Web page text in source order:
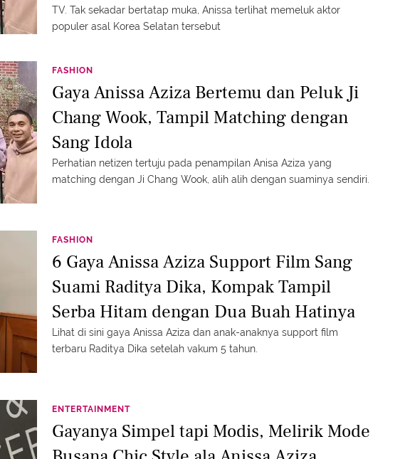
TV. Tak sekadar bertatap muka, Anissa terlihat memeluk aktor
populer asal Korea Selatan tersebut
FASHION
Gaya Anissa Aziza Bertemu dan Peluk Ji
Chang Wook, Tampil Matching dengan
Sang Idola
Perhatian netizen tertuju pada penampilan Anisa Aziza yang
matching dengan Ji Chang Wook, alih alih dengan suaminya sendiri.
FASHION
6 Gaya Anissa Aziza Support Film Sang
Suami Raditya Dika, Kompak Tampil
Serba Hitam dengan Dua Buah Hatinya
Lihat di sini gaya Anissa Aziza dan anak-anaknya support film
terbaru Raditya Dika setelah vakum 5 tahun.
ENTERTAINMENT
Gayanya Simpel tapi Modis, Melirik Mode